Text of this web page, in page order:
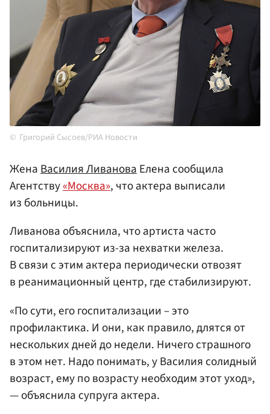
Григорий Сысоев/РИА Новости
ЖенаВасилия ЛивановаЕлена сообщила
Агентству«Москва», что актера выписали
из больницы.
Ливанова объяснила, что артиста часто
госпитализируют из-за нехватки железа.
В связи с этим актера периодически отвозят
в реанимационный центр, где стабилизируют.
«По сути, его госпитализации – это
профилактика. И они, как правило, длятся от
нескольких дней до недели. Ничего страшного
в этом нет. Надо понимать, у Василия солидный
возраст, ему по возрасту необходим этот уход»,
— объяснила супруга актера.